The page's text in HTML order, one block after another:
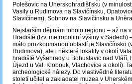
Polešovic na Uherskohradišťsku (v
Vasily u Rudimova na Slavičínsku,
Slavičínem), Sobnov na Slavičínsku a
Nejstarším dějinám tohoto regionu – až na
Hradiště (tzv. metropolitní výšiny v
málo prozkoumanou oblastí je Slavičínsko
Rudimova), ale i některé lokality v okolí
hradiště Vyšehrady u Bohuslavic nad
Újezd u Val. Klobouk, Vlachovice a okolí).
archeologické nálezy. Do vlastivědné
století učitel a zakladatel muzea v